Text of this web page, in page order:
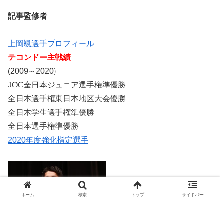
記事監修者
上岡颯選手プロフィール
テコンドー主戦績
(2009～2020)
JOC全日本ジュニア選手権準優勝
全日本選手権東日本地区大会優勝
全日本学生選手権準優勝
全日本選手権準優勝
2020年度強化指定選手
ホーム 検索 トップ サイドバー